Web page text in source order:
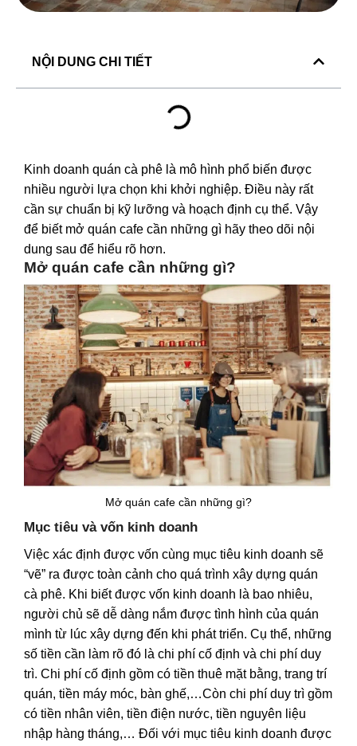
NỘI DUNG CHI TIẾT
Kinh doanh quán cà phê là mô hình phổ biến được
nhiều người lựa chọn khi khởi nghiệp. Điều này rất
cần sự chuẩn bị kỹ lưỡng và hoạch định cụ thể. Vậy
để biết mở quán cafe cần những gì hãy theo dõi nội
dung sau để hiểu rõ hơn.
Mở quán cafe cần những gì?
Mở quán cafe cần những gì?
Mục tiêu và vốn kinh doanh
Việc xác định được vốn cùng mục tiêu kinh doanh sẽ
“vẽ” ra được toàn cảnh cho quá trình xây dựng quán
cà phê. Khi biết được vốn kinh doanh là bao nhiêu,
người chủ sẽ dễ dàng nắm được tình hình của quán
mình từ lúc xây dựng đến khi phát triển. Cụ thể, những
số tiền cần làm rõ đó là chi phí cố định và chi phí duy
trì. Chi phí cố định gồm có tiền thuê mặt bằng, trang trí
quán, tiền máy móc, bàn ghế,…Còn chi phí duy trì gồm
có tiền nhân viên, tiền điện nước, tiền nguyên liệu
nhập hàng tháng,… Đối với mục tiêu kinh doanh được